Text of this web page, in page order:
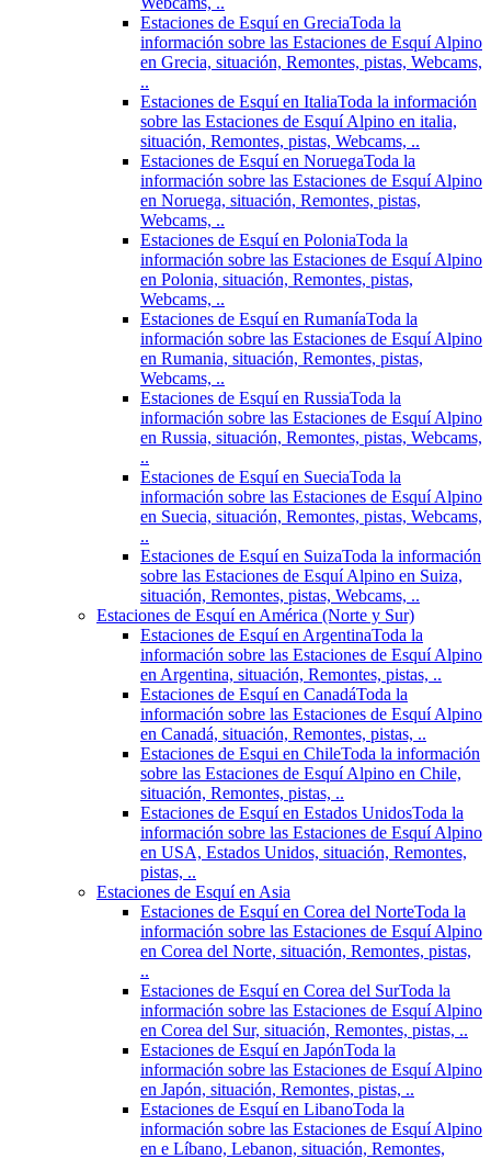
Estaciones de Esquí en GreciaToda la
información sobre las Estaciones de Esquí Alpino
en Grecia, situación, Remontes, pistas, Webcams,
..
Estaciones de Esquí en ItaliaToda la información
sobre las Estaciones de Esquí Alpino en italia,
situación, Remontes, pistas, Webcams, ..
Estaciones de Esquí en NoruegaToda la
información sobre las Estaciones de Esquí Alpino
en Noruega, situación, Remontes, pistas,
Webcams, ..
Estaciones de Esquí en PoloniaToda la
información sobre las Estaciones de Esquí Alpino
en Polonia, situación, Remontes, pistas,
Webcams, ..
Estaciones de Esquí en RumaníaToda la
información sobre las Estaciones de Esquí Alpino
en Rumania, situación, Remontes, pistas,
Webcams, ..
Estaciones de Esquí en RussiaToda la
información sobre las Estaciones de Esquí Alpino
en Russia, situación, Remontes, pistas, Webcams,
..
Estaciones de Esquí en SueciaToda la
información sobre las Estaciones de Esquí Alpino
en Suecia, situación, Remontes, pistas, Webcams,
..
Estaciones de Esquí en SuizaToda la información
sobre las Estaciones de Esquí Alpino en Suiza,
situación, Remontes, pistas, Webcams, ..
Estaciones de Esquí en América (Norte y Sur)
Estaciones de Esquí en ArgentinaToda la
información sobre las Estaciones de Esquí Alpino
en Argentina, situación, Remontes, pistas, ..
Estaciones de Esquí en CanadáToda la
información sobre las Estaciones de Esquí Alpino
en Canadá, situación, Remontes, pistas, ..
Estaciones de Esqui en ChileToda la información
sobre las Estaciones de Esquí Alpino en Chile,
situación, Remontes, pistas, ..
Estaciones de Esquí en Estados UnidosToda la
información sobre las Estaciones de Esquí Alpino
en USA, Estados Unidos, situación, Remontes,
pistas, ..
Estaciones de Esquí en Asia
Estaciones de Esquí en Corea del NorteToda la
información sobre las Estaciones de Esquí Alpino
en Corea del Norte, situación, Remontes, pistas,
..
Estaciones de Esquí en Corea del SurToda la
información sobre las Estaciones de Esquí Alpino
en Corea del Sur, situación, Remontes, pistas, ..
Estaciones de Esquí en JapónToda la
información sobre las Estaciones de Esquí Alpino
en Japón, situación, Remontes, pistas, ..
Estaciones de Esquí en LibanoToda la
información sobre las Estaciones de Esquí Alpino
en e Líbano, Lebanon, situación, Remontes,